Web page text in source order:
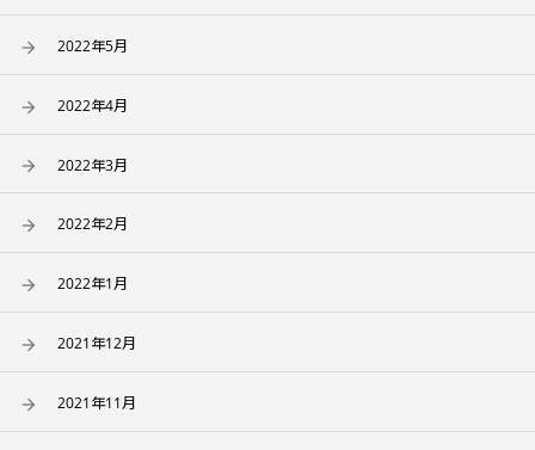
2022年5月
2022年4月
2022年3月
2022年2月
2022年1月
2021年12月
2021年11月